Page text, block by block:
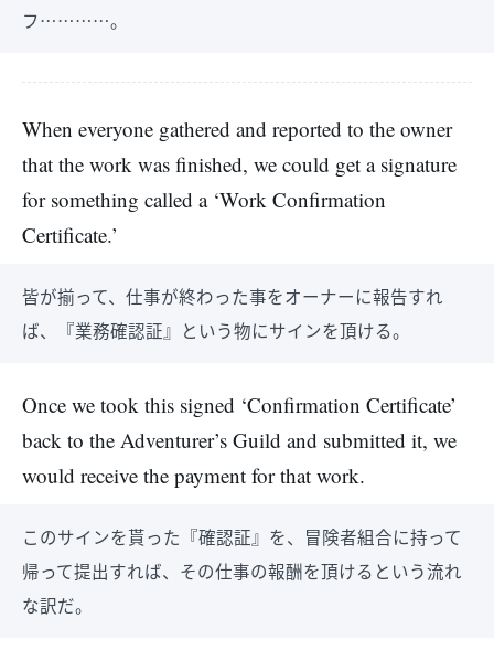
フ…………。
When everyone gathered and reported to the owner
that the work was finished, we could get a signature
for something called a ‘Work Confirmation
Certificate.’
皆が揃って、仕事が終わった事をオーナーに報告すれ
ば、『業務確認証』という物にサインを頂ける。
Once we took this signed ‘Confirmation Certificate’
back to the Adventurer’s Guild and submitted it, we
would receive the payment for that work.
このサインを貰った『確認証』を、冒険者組合に持って
帰って提出すれば、その仕事の報酬を頂けるという流れ
な訳だ。